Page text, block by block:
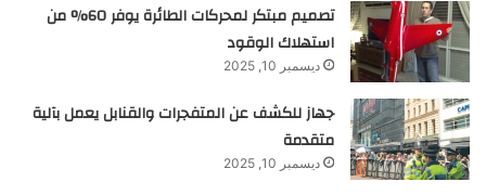
تصميم مبتكر لمحركات الطائرة يوفر 60% من
استهلاك الوقود
ديسمبر 10, 2025
جهاز للكشف عن المتفجرات والقنابل يعمل بآلية
متقدمة
ديسمبر 10, 2025